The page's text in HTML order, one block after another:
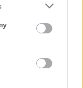
IP68
lo que